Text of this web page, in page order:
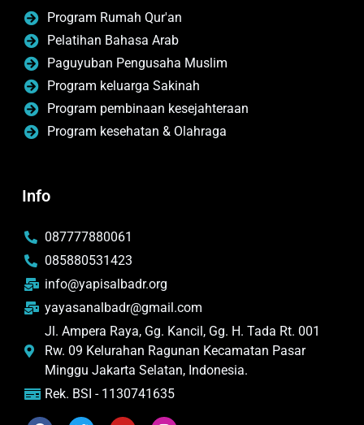
Program Rumah Qur'an
Pelatihan Bahasa Arab
Paguyuban Pengusaha Muslim
Program keluarga Sakinah
Program pembinaan kesejahteraan
Program kesehatan & Olahraga
Info
087777880061
085880531423
info@yapisalbadr.org
yayasanalbadr@gmail.com
Jl. Ampera Raya, Gg. Kancil, Gg. H. Tada Rt. 001
Rw. 09 Kelurahan Ragunan Kecamatan Pasar
Minggu Jakarta Selatan, Indonesia.
Rek. BSI - 1130741635